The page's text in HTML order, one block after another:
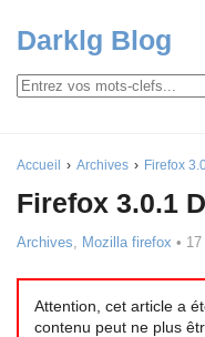
Darklg Blog
Accueil Archives Firefox
Firefox 3.0.1
Archives, Mozilla firefox •
Attention, cet article a
contenu peut ne plus